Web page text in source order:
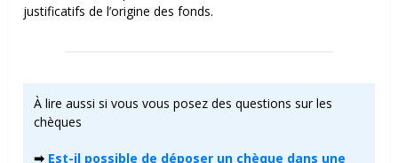
justificatifs de l’origine des fonds.
À lire aussi si vous vous posez des questions sur les
chèques
➡ Est-il possible de déposer un chèque dans une